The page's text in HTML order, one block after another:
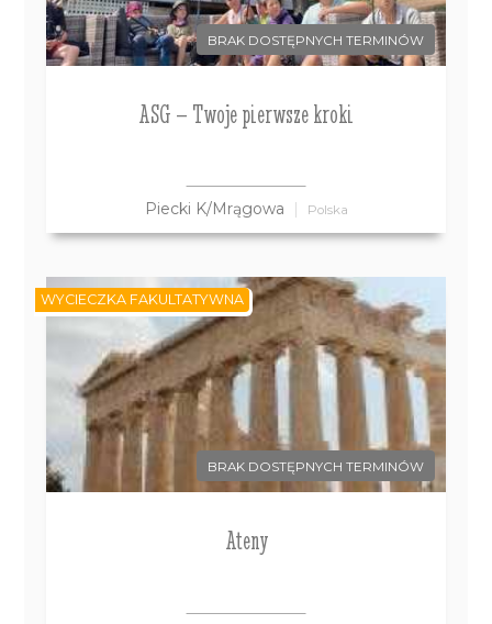
BRAK DOSTĘPNYCH TERMINÓW
ASG – Twoje pierwsze kroki
Piecki K/Mrągowa Polska
BRAK DOSTĘPNYCH TERMINÓW
Ateny
WYCIECZKA FAKULTATYWNA